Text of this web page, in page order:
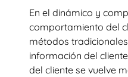
En el dinámico y
comportamiento del
métodos
información del
del cliente se vuelve